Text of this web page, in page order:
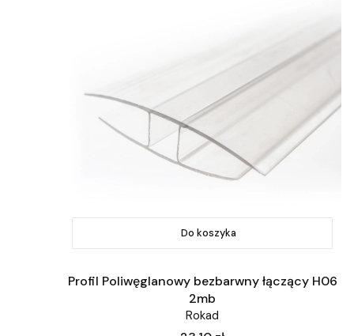
Do koszyka
Profil Poliwęglanowy bezbarwny łączący H06
2mb
Rokad